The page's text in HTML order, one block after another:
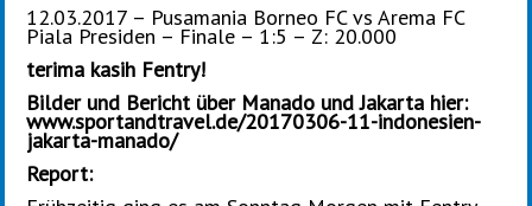
12.03.2017 – Pusamania Borneo FC vs Arema FC
Piala Presiden – Finale – 1:5 – Z: 20.000
terima kasih Fentry!
Bilder und Bericht über Manado und Jakarta hier:
www.sportandtravel.de/20170306-11-indonesien-
jakarta-manado/
Report: